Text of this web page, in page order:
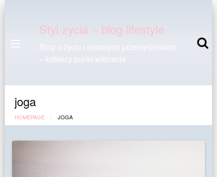
Styl zycia – blog lifestyle
– kobiecy punkt widzenia
joga
HOMEPAGE JOGA